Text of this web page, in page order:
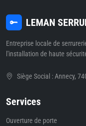
LEMAN
Entreprise locale de
l'installation de haute
Siège Social : Annecy,
Services
Ouverture de porte